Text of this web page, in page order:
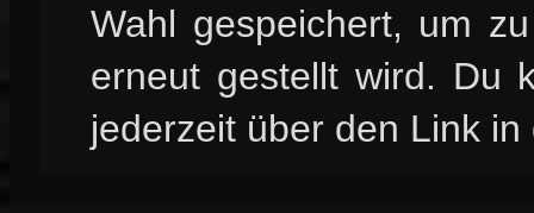
Wahl gespeichert, um
erneut gestellt wird. Du
jederzeit über den Link